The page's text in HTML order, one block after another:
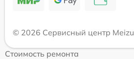
© 2026 Сервисный центр Meizu
Стоимость ремонта